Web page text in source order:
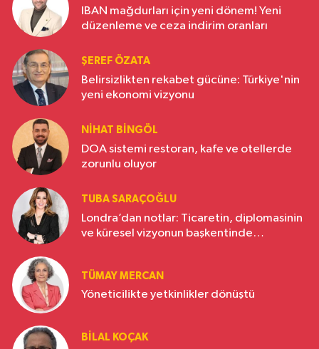
IBAN mağdurları için yeni dönem! Yeni
düzenleme ve ceza indirim oranları
ŞEREF ÖZATA
Belirsizlikten rekabet gücüne: Türkiye'nin
yeni ekonomi vizyonu
NIHAT BINGÖL
DOA sistemi restoran, kafe ve otellerde
zorunlu oluyor
TUBA SARAÇOĞLU
Londra’dan notlar: Ticaretin, diplomasinin
ve küresel vizyonun başkentinde
TÜMAY MERCAN
Yöneticilikte yetkinlikler dönüştü
BILAL KOÇAK